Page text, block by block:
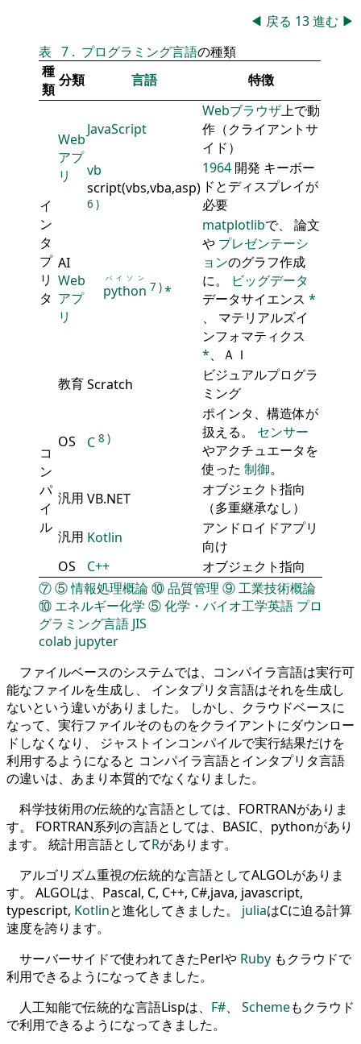
◀ 戻る 13進む ▶
表 7 . プログラミング言語の種類
種
類
分類 言語 特徴
イ
ン
タ
プ
リ
タ
Web
アプ
リ
JavaScript
Webブラウザ上で動
作（クライアントサ
イド）
vb
script(vbs,vba,asp)
6 )
1964 開発 キーボー
ドとディスプレイが
必要
AI
Web
アプ
リ
python
パイソン
7 )*
matplotlibで、 論文
や プレゼンテーシ
ョンのグラフ作成
に。
ビッグデータ
データサイエンス *
、 マテリアルズイ
ンフォマティクス
*、ＡＩ
教育Scratch
ビジュアルプログラ
ミング
コ
ン
パ
イ
ル
OS C 8 )
ポインタ、構造体が
扱える。 センサー
やアクチュエータを
使った 制御。
汎用 VB.NET
オブジェクト指向
（多重継承なし）
汎用 Kotlin
アンドロイドアプリ
向け
OS
C++
オブジェクト指向
⑦⑤情報処理概論⑩品質管理 ⑨工業技術概論
⑩ エネルギー化学 ⑤化学・バイオ工学英語 プロ
グラミング言語 JIS
colab jupyter
ファイルベースのシステムでは、コンパイラ言語は実行可
能なファイルを生成し、 インタプリタ言語はそれを生成し
ないという違いがありました。 しかし、クラウドベースに
なって、実行ファイルそのものをクライアントにダウンロー
ドしなくなり、 ジャストインコンパイルで実行結果だけを
利用するようになると コンパイラ言語とインタプリタ言語
の違いは、あまり本質的でなくなりました。
科学技術用の伝統的な言語としては、FORTRANがありま
す。 FORTRAN系列の言語としては、BASIC、pythonがあり
ます。 統計用言語としてRがあります。
アルゴリズム重視の伝統的な言語としてALGOLがありま
す。 ALGOLは、Pascal, C, C++, C#,java, javascript,
typescript, Kotlinと進化してきました。 juliaはCに迫る計算
速度を誇ります。
サーバーサイドで使われてきたPerlや Ruby もクラウドで
利用できるようになってきました。
人工知能で伝統的な言語Lispは、 F#、 Schemeもクラウド
で利用できるようになってきました。